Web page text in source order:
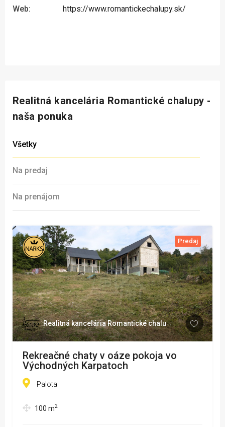
Web:
https://www.romantickechalupy.sk/
Realitná kancelária Romantické chalupy -
naša ponuka
Všetky
Na predaj
Na prenájom
Predaj
Realitná kancelária Romantické chalupy
Rekreačné chaty v oáze pokoja vo
Východných Karpatoch
Palota
100 m2